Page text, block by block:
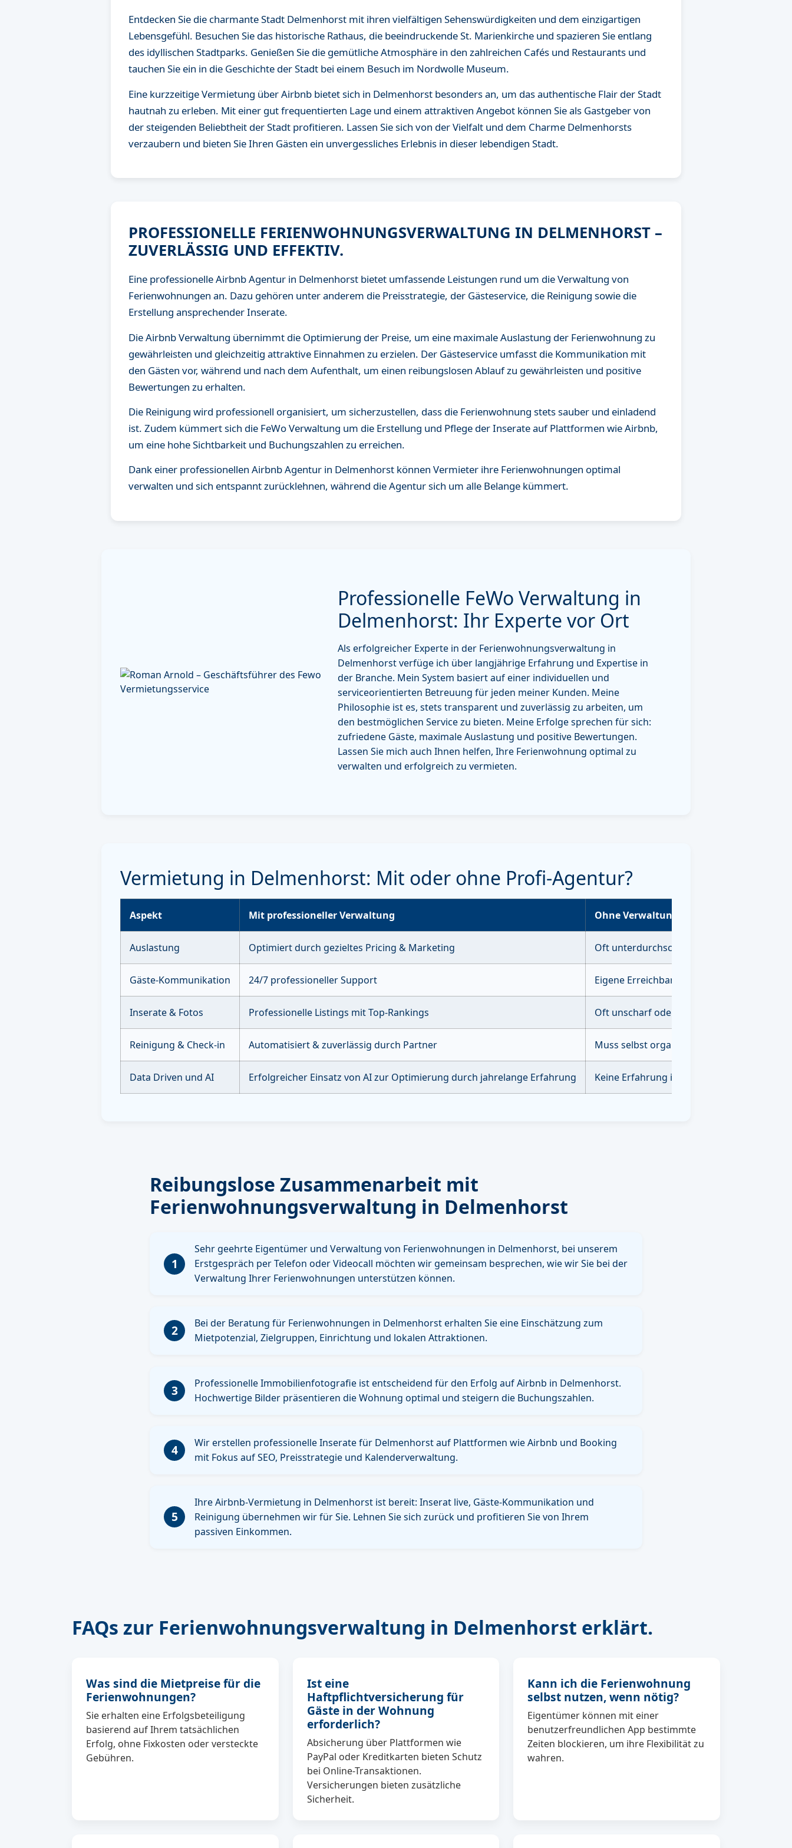
Entdecken Sie die charmante Stadt Delmenhorst mit ihren vielfältigen Sehenswürdigkeiten und dem einzigartigen
Lebensgefühl. Besuchen Sie das historische Rathaus, die beeindruckende St. Marienkirche und spazieren Sie entlang
des idyllischen Stadtparks. Genießen Sie die gemütliche Atmosphäre in den zahlreichen Cafés und Restaurants und
tauchen Sie ein in die Geschichte der Stadt bei einem Besuch im Nordwolle Museum.
Eine kurzzeitige Vermietung über Airbnb bietet sich in Delmenhorst besonders an, um das authentische Flair der Stadt
hautnah zu erleben. Mit einer gut frequentierten Lage und einem attraktiven Angebot können Sie als Gastgeber von
der steigenden Beliebtheit der Stadt profitieren. Lassen Sie sich von der Vielfalt und dem Charme Delmenhorsts
verzaubern und bieten Sie Ihren Gästen ein unvergessliches Erlebnis in dieser lebendigen Stadt.
PROFESSIONELLE FERIENWOHNUNGSVERWALTUNG IN DELMENHORST –
ZUVERLÄSSIG UND EFFEKTIV.
Eine professionelle Airbnb Agentur in Delmenhorst bietet umfassende Leistungen rund um die Verwaltung von
Ferienwohnungen an. Dazu gehören unter anderem die Preisstrategie, der Gästeservice, die Reinigung sowie die
Erstellung ansprechender Inserate.
Die Airbnb Verwaltung übernimmt die Optimierung der Preise, um eine maximale Auslastung der Ferienwohnung zu
gewährleisten und gleichzeitig attraktive Einnahmen zu erzielen. Der Gästeservice umfasst die Kommunikation mit
den Gästen vor, während und nach dem Aufenthalt, um einen reibungslosen Ablauf zu gewährleisten und positive
Bewertungen zu erhalten.
Die Reinigung wird professionell organisiert, um sicherzustellen, dass die Ferienwohnung stets sauber und einladend
ist. Zudem kümmert sich die FeWo Verwaltung um die Erstellung und Pflege der Inserate auf Plattformen wie Airbnb,
um eine hohe Sichtbarkeit und Buchungszahlen zu erreichen.
Dank einer professionellen Airbnb Agentur in Delmenhorst können Vermieter ihre Ferienwohnungen optimal
verwalten und sich entspannt zurücklehnen, während die Agentur sich um alle Belange kümmert.
Professionelle FeWo Verwaltung in
Delmenhorst: Ihr Experte vor Ort
Als erfolgreicher Experte in der Ferienwohnungsverwaltung in
Delmenhorst verfüge ich über langjährige Erfahrung und Expertise in
der Branche. Mein System basiert auf einer individuellen und
serviceorientierten Betreuung für jeden meiner Kunden. Meine
Philosophie ist es, stets transparent und zuverlässig zu arbeiten, um
den bestmöglichen Service zu bieten. Meine Erfolge sprechen für sich:
zufriedene Gäste, maximale Auslastung und positive Bewertungen.
Lassen Sie mich auch Ihnen helfen, Ihre Ferienwohnung optimal zu
verwalten und erfolgreich zu vermieten.
Vermietung in Delmenhorst: Mit oder ohne Profi-Agentur?
Aspekt Mit professioneller Verwaltung Ohne Verwaltung
Auslastung Optimiert durch gezieltes Pricing & Marketing Oft unterdurchschnittlich ohne Strategie
Gäste-Kommunikation 24/7 professioneller Support Eigene Erreichbarkeit erforderlich
Inserate & Fotos Professionelle Listings mit Top-Rankings Oft unscharf oder unvollständig
Reinigung & Check-in Automatisiert & zuverlässig durch Partner Muss selbst organisiert & durchgeführt
Data Driven und AI Erfolgreicher Einsatz von AI zur Optimierung durch jahrelange Erfahrung Keine Erfahrung im Bereich der AI
Reibungslose Zusammenarbeit mit
Ferienwohnungsverwaltung in Delmenhorst
1
Sehr geehrte Eigentümer und Verwaltung von Ferienwohnungen in Delmenhorst, bei unserem
Erstgespräch per Telefon oder Videocall möchten wir gemeinsam besprechen, wie wir Sie bei der
Verwaltung Ihrer Ferienwohnungen unterstützen können.
2
Bei der Beratung für Ferienwohnungen in Delmenhorst erhalten Sie eine Einschätzung zum
Mietpotenzial, Zielgruppen, Einrichtung und lokalen Attraktionen.
3
Professionelle Immobilienfotografie ist entscheidend für den Erfolg auf Airbnb in Delmenhorst.
Hochwertige Bilder präsentieren die Wohnung optimal und steigern die Buchungszahlen.
4
Wir erstellen professionelle Inserate für Delmenhorst auf Plattformen wie Airbnb und Booking
mit Fokus auf SEO, Preisstrategie und Kalenderverwaltung.
5
Ihre Airbnb-Vermietung in Delmenhorst ist bereit: Inserat live, Gäste-Kommunikation und
Reinigung übernehmen wir für Sie. Lehnen Sie sich zurück und profitieren Sie von Ihrem
passiven Einkommen.
FAQs zur Ferienwohnungsverwaltung in Delmenhorst erklärt.
Was sind die Mietpreise für die
Ferienwohnungen?
Sie erhalten eine Erfolgsbeteiligung
basierend auf Ihrem tatsächlichen
Erfolg, ohne Fixkosten oder versteckte
Gebühren.
Ist eine
Haftpflichtversicherung für
Gäste in der Wohnung
erforderlich?
Absicherung über Plattformen wie
PayPal oder Kreditkarten bieten Schutz
bei Online-Transaktionen.
Versicherungen bieten zusätzliche
Sicherheit.
Kann ich die Ferienwohnung
selbst nutzen, wenn nötig?
Eigentümer können mit einer
benutzerfreundlichen App bestimmte
Zeiten blockieren, um ihre Flexibilität zu
wahren.